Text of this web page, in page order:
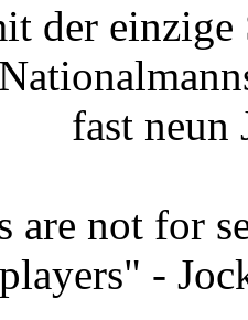
der
fast neun
are not for
-